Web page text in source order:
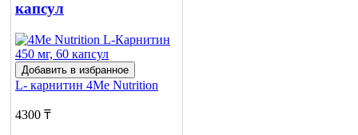
капсул
Добавить в избранное
L- карнитин 4Me Nutrition
4300 ₸